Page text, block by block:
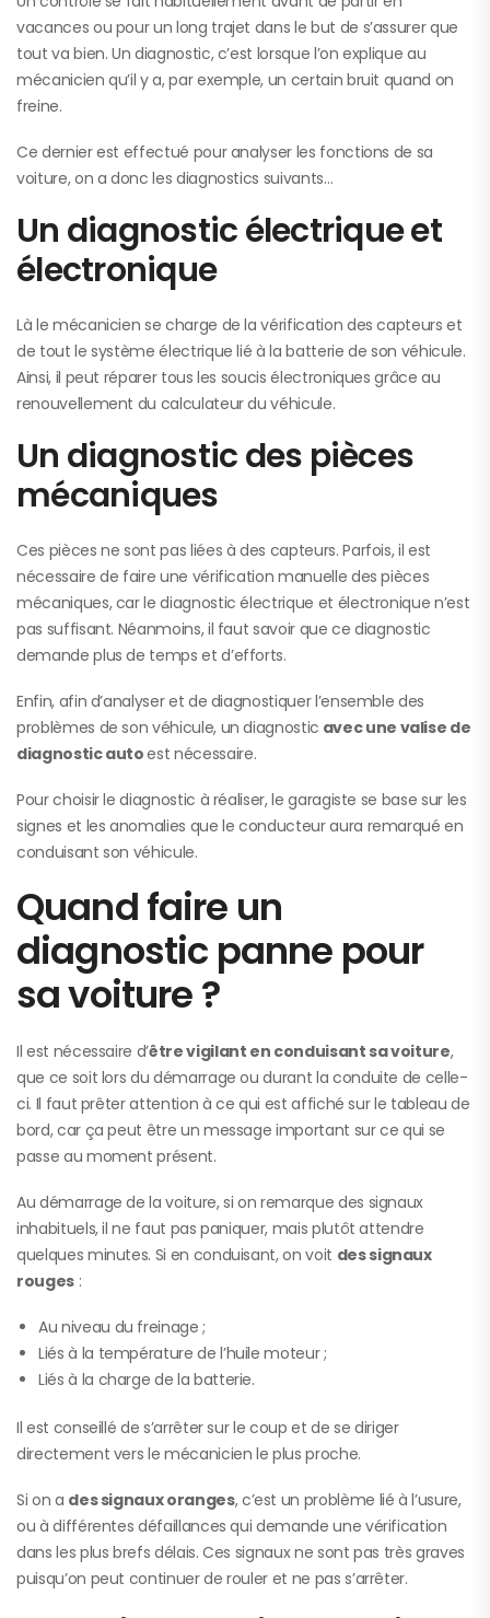
vacances ou pour un long trajet dans le but de s’assurer que
tout va bien. Un diagnostic, c’est lorsque l’on explique au
mécanicien qu’il y a, par exemple, un certain bruit quand on
freine.
Ce dernier est effectué pour analyser les fonctions de sa
voiture, on a donc les diagnostics suivants…
Un diagnostic électrique et
électronique
Là le mécanicien se charge de la vérification des capteurs et
de tout le système électrique lié à la batterie de son véhicule.
Ainsi, il peut réparer tous les soucis électroniques grâce au
renouvellement du calculateur du véhicule.
Un diagnostic des pièces
mécaniques
Ces pièces ne sont pas liées à des capteurs. Parfois, il est
nécessaire de faire une vérification manuelle des pièces
mécaniques, car le diagnostic électrique et électronique n’est
pas suffisant. Néanmoins, il faut savoir que ce diagnostic
demande plus de temps et d’efforts.
Enfin, afin d’analyser et de diagnostiquer l’ensemble des
problèmes de son véhicule, un diagnostic avec une valise de
diagnostic autoest nécessaire.
Pour choisir le diagnostic à réaliser, le garagiste se base sur les
signes et les anomalies que le conducteur aura remarqué en
conduisant son véhicule.
Quand faire un
diagnostic panne pour
sa voiture ?
Il est nécessaire d’être vigilant en conduisant sa voiture,
que ce soit lors du démarrage ou durant la conduite de celle-
ci. Il faut prêter attention à ce qui est affiché sur le tableau de
bord, car ça peut être un message important sur ce qui se
passe au moment présent.
Au démarrage de la voiture, si on remarque des signaux
inhabituels, il ne faut pas paniquer, mais plutôt attendre
quelques minutes. Si en conduisant, on voit des signaux
rouges:
Au niveau du freinage ;
Liés à la température de l’huile moteur ;
Liés à la charge de la batterie.
Il est conseillé de s’arrêter sur le coup et de se diriger
directement vers le mécanicien le plus proche.
Si on a des signaux oranges, c’est un problème lié à l’usure,
ou à différentes défaillances qui demande une vérification
dans les plus brefs délais. Ces signaux ne sont pas très graves
puisqu’on peut continuer de rouler et ne pas s’arrêter.